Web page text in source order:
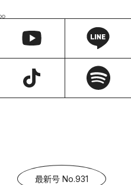
最新号 No.931